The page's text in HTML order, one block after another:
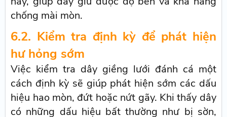
chống mài mòn.
6.2. Kiểm tra định kỳ để phát hiện
hư hỏng sớm
Việc kiểm tra dây giềng lưới đánh cá một
cách định kỳ sẽ giúp phát hiện sớm các dấu
hiệu hao mòn, đứt hoặc nứt gãy. Khi thấy dây
có những dấu hiệu bất thường như bị sờn,